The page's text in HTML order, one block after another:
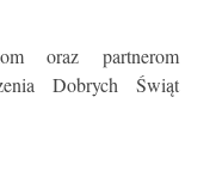
oraz partnerom
Dobrych Świąt